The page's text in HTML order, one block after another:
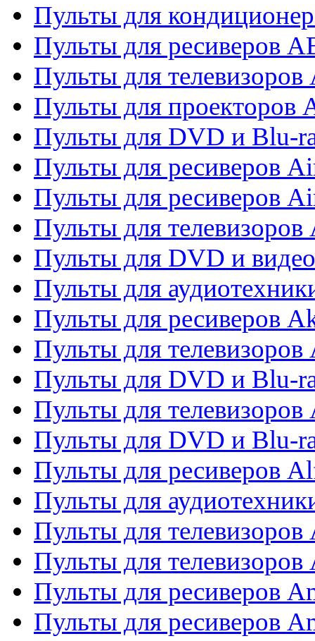
Пульты для
Пульты для ресиверов
Пульты для телевизоров
Пульты для проекторов
Пульты для DVD и Blu-
Пульты для ресиверов
Пульты для ресиверов
Пульты для телевизоров
Пульты для DVD и
Пульты для
Пульты для ресиверов
Пульты для телевизоров
Пульты для DVD и Blu-
Пульты для
Пульты для DVD и Blu-
Пульты для ресиверов
Пульты для
Пульты для
Пульты для
Пульты для ресиверов
Пульты для ресиверов